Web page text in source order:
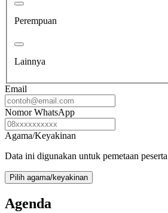
Perempuan
Lainnya
Email
Nomor WhatsApp
Agama/Keyakinan
Data ini digunakan untuk pemetaan peserta
Pilih agama/keyakinan
Agenda